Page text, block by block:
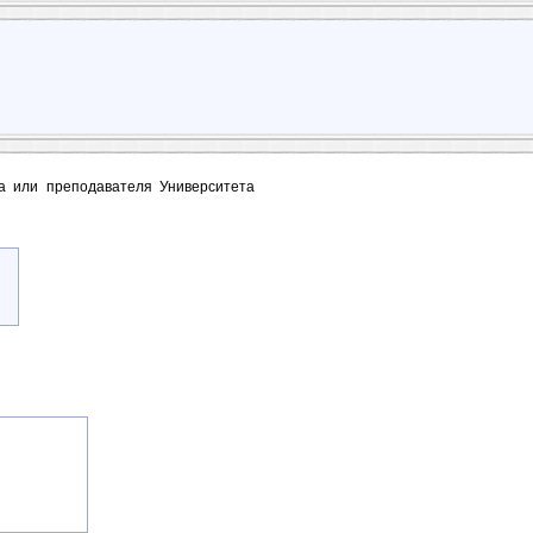
или преподавателя Университета